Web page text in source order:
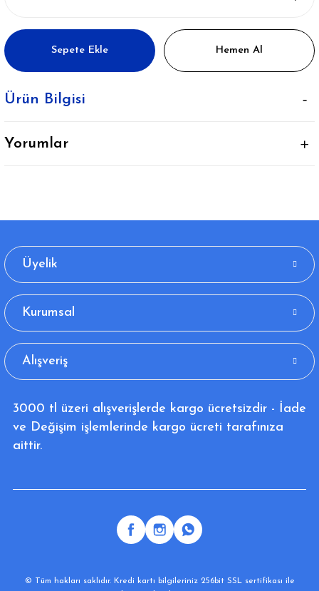
Sepete Ekle Hemen Al
Ürün Bilgisi
Yorumlar
Üyelik
Kurumsal
Alışveriş
3000 tl üzeri alışverişlerde kargo ücretsizdir - İade
ve Değişim işlemlerinde kargo ücreti tarafınıza
aittir.
© Tüm hakları saklıdır. Kredi kartı bilgileriniz 256bit SSL sertifikası ile